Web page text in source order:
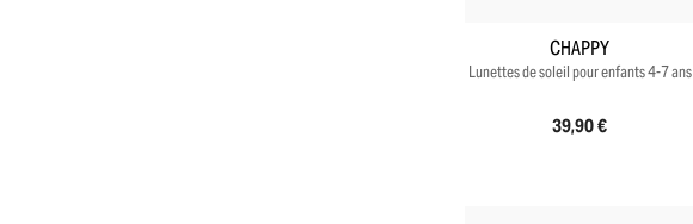
CHAPPY
Lunettes de soleil pour enfants 4-7 ans
39,90 €